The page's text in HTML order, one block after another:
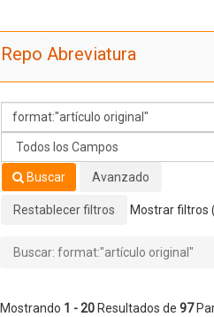
original" '
Repo Abreviatura
Buscar Avanzado
Restablecer filtros Mostrar filtros
Buscar: format:"artículo original"
Mostrando 1 - 20 Resultados de 97